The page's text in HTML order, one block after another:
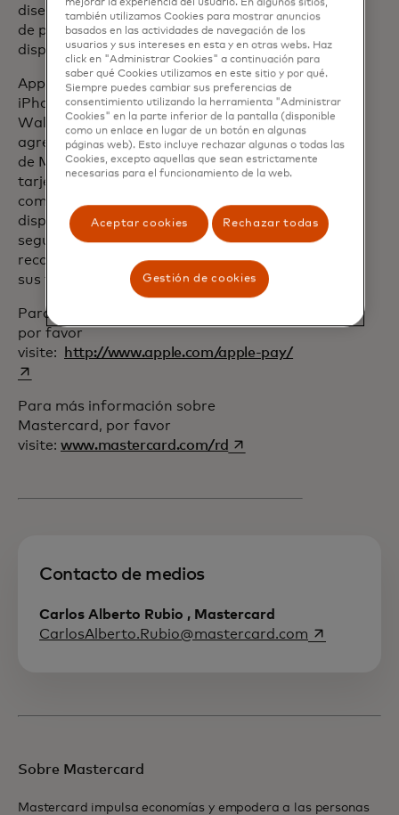
diseñado para almacenar la información
de pago de forma segura en el
dispositivo.
Apple Pay es fácil de configurar. En
iPhone, simplemente abra la aplicación
Wallet, toque + y siga los pasos para
agregar las tarjetas de crédito o débito
de Mastercard. Una vez que agregue una
tarjeta al iPhone o Apple Watch, puede
comenzar a usar Apple Pay en ese
dispositivo de inmediato. Los clientes
seguirán recibiendo todas las
recompensas y beneficios que ofrecen
sus tarjetas Mastercard.
Para más información sobre Apple Pay,
por favor
visite:
http://www.apple.com/apple-pay/se abre en una
Para más información sobre
Mastercard, por favor
visite: www.mastercard.com/rd se abre en una pestaña
Contacto de medios
Carlos Alberto Rubio , Mastercard
CarlosAlberto.Rubio@mastercard.com se abre en
Sobre Mastercard
Mastercard impulsa economías y empodera a las personas
mejorar la experiencia del usuario. En algunos sitios,
también utilizamos Cookies para mostrar anuncios
basados ​​en las actividades de navegación de los
usuarios y sus intereses en esta y en otras webs. Haz
click en "Administrar Cookies" a continuación para
saber qué Cookies utilizamos en este sitio y por qué.
Siempre puedes cambiar sus preferencias de
consentimiento utilizando la herramienta "Administrar
Cookies" en la parte inferior de la pantalla (disponible
como un enlace en lugar de un botón en algunas
páginas web). Esto incluye rechazar algunas o todas las
Cookies, excepto aquellas que sean estrictamente
necesarias para el funcionamiento de la web.
Aceptar cookies Rechazar todas
Gestión de cookies